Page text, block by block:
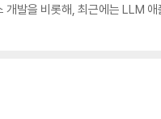
발을 비롯해, 최근에는 LLM